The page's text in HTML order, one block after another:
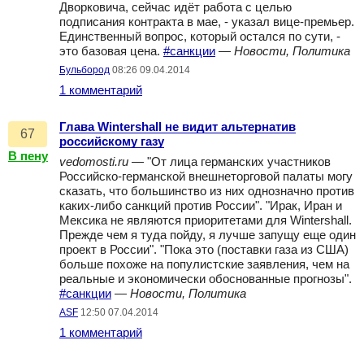
Дворковича, сейчас идёт работа с целью
подписания контракта в мае, - указал вице-премьер.
Единственный вопрос, который остался по сути, -
это базовая цена. #санкции — Новости, Политика
Бульбород 08:26 09.04.2014
1 комментарий
67
В пену
Глава Wintershall не видит альтернатив
российскому газу
vedomosti.ru — "От лица германских участников
Российско-германской внешнеторговой палаты могу
сказать, что большинство из них однозначно против
каких-либо санкций против России". "Ирак, Иран и
Мексика не являются приоритетами для Wintershall.
Прежде чем я туда пойду, я лучше запущу еще один
проект в России". "Пока это (поставки газа из США)
больше похоже на популистские заявления, чем на
реальные и экономически обоснованные прогнозы".
#санкции — Новости, Политика
ASF 12:50 07.04.2014
1 комментарий